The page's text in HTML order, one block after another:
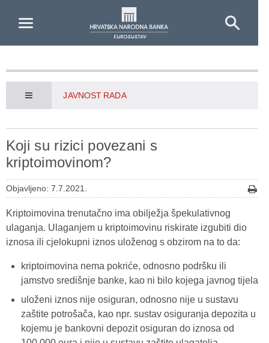
JAVNOST RADA
Koji su rizici povezani s
kriptoimovinom?
Objavljeno: 7.7.2021.
Kriptoimovina trenutačno ima obilježja špekulativnog
ulaganja. Ulaganjem u kriptoimovinu riskirate izgubiti dio
iznosa ili cjelokupni iznos uloženog s obzirom na to da:
kriptoimovina nema pokriće, odnosno podršku ili
jamstvo središnje banke, kao ni bilo kojega javnog tijela
uloženi iznos nije osiguran, odnosno nije u sustavu
zaštite potrošača, kao npr. sustav osiguranja depozita u
kojemu je bankovni depozit osiguran do iznosa od